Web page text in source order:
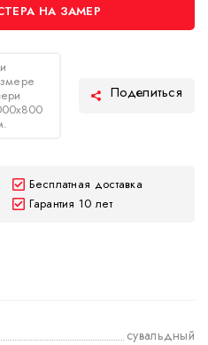
НА ЗАМЕР
Бесплатная доставка
Гарантия 10 лет
сувальдный